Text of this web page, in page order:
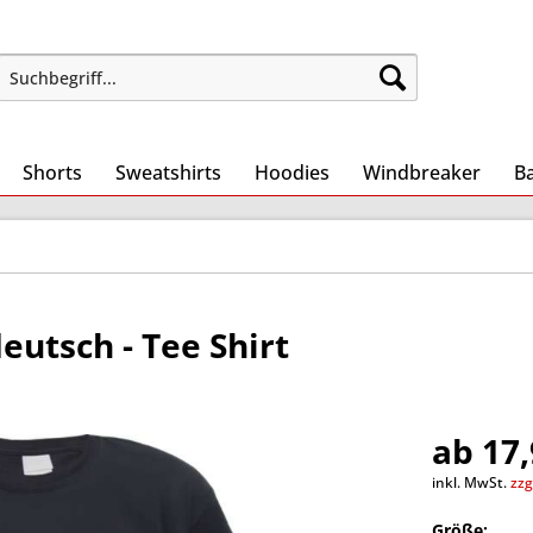
Shorts Sweatshirts Hoodies Windbreaker
- Tee Shirt
ab
inkl. MwSt.